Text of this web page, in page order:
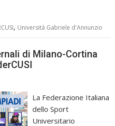
, Università Gabriele d'Annunzio
di Milano-Cortina
La Federazione Italiana
dello Sport
Universitario